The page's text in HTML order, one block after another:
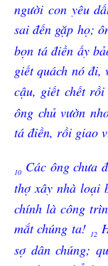
người con yêu
sai đến gặp họ;
bọn tá điền ấy
giết quách nó đi,
cậu, giết chết
ông chủ vườn
tá điền, rồi giao
10 Các ông chưa
thợ xây nhà loại
chính là công
mắt chúng ta! 12
sợ dân chúng;